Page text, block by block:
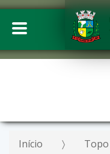
Início Topo